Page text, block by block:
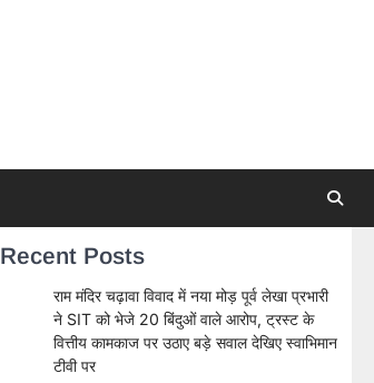
Recent Posts
राम मंदिर चढ़ावा विवाद में नया मोड़ पूर्व लेखा प्रभारी
ने SIT को भेजे 20 बिंदुओं वाले आरोप, ट्रस्ट के
वित्तीय कामकाज पर उठाए बड़े सवाल देखिए स्वाभिमान
टीवी पर